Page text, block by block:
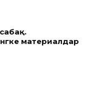
материалдар